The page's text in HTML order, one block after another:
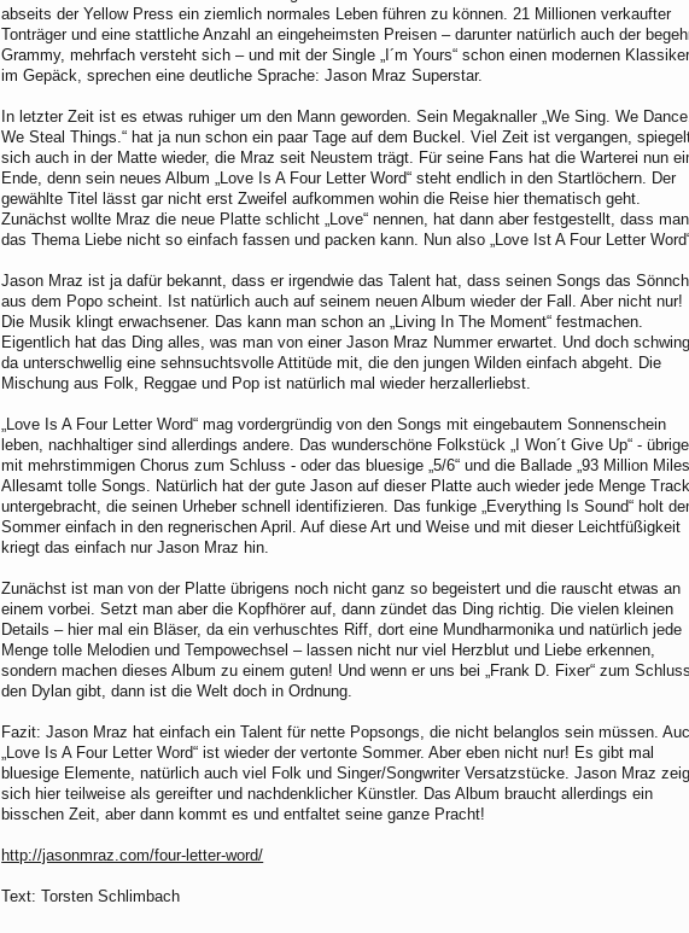
abseits der Yellow Press ein ziemlich normales Leben führen zu können. 21 Millionen verkaufter
Tonträger und eine stattliche Anzahl an eingeheimsten Preisen – darunter natürlich auch der
Grammy, mehrfach versteht sich – und mit der Single „I´m Yours“ schon einen modernen
im Gepäck, sprechen eine deutliche Sprache: Jason Mraz Superstar.
In letzter Zeit ist es etwas ruhiger um den Mann geworden. Sein Megaknaller „We Sing. We
We Steal Things.“ hat ja nun schon ein paar Tage auf dem Buckel. Viel Zeit ist vergangen,
sich auch in der Matte wieder, die Mraz seit Neustem trägt. Für seine Fans hat die Warterei nun
Ende, denn sein neues Album „Love Is A Four Letter Word“ steht endlich in den Startlöchern. Der
gewählte Titel lässt gar nicht erst Zweifel aufkommen wohin die Reise hier thematisch geht.
Zunächst wollte Mraz die neue Platte schlicht „Love“ nennen, hat dann aber festgestellt, dass man
das Thema Liebe nicht so einfach fassen und packen kann. Nun also „Love Ist A Four Letter
Jason Mraz ist ja dafür bekannt, dass er irgendwie das Talent hat, dass seinen Songs das
aus dem Popo scheint. Ist natürlich auch auf seinem neuen Album wieder der Fall. Aber nicht nur!
Die Musik klingt erwachsener. Das kann man schon an „Living In The Moment“ festmachen.
Eigentlich hat das Ding alles, was man von einer Jason Mraz Nummer erwartet. Und doch
da unterschwellig eine sehnsuchtsvolle Attitüde mit, die den jungen Wilden einfach abgeht. Die
Mischung aus Folk, Reggae und Pop ist natürlich mal wieder herzallerliebst.
„Love Is A Four Letter Word“ mag vordergründig von den Songs mit eingebautem Sonnenschein
leben, nachhaltiger sind allerdings andere. Das wunderschöne Folkstück „I Won´t Give Up“ -
mit mehrstimmigen Chorus zum Schluss - oder das bluesige „5/6“ und die Ballade „93 Million
Allesamt tolle Songs. Natürlich hat der gute Jason auf dieser Platte auch wieder jede Menge
untergebracht, die seinen Urheber schnell identifizieren. Das funkige „Everything Is Sound“ holt
Sommer einfach in den regnerischen April. Auf diese Art und Weise und mit dieser Leichtfüßigkeit
kriegt das einfach nur Jason Mraz hin.
Zunächst ist man von der Platte übrigens noch nicht ganz so begeistert und die rauscht etwas an
einem vorbei. Setzt man aber die Kopfhörer auf, dann zündet das Ding richtig. Die vielen kleinen
Details – hier mal ein Bläser, da ein verhuschtes Riff, dort eine Mundharmonika und natürlich jede
Menge tolle Melodien und Tempowechsel – lassen nicht nur viel Herzblut und Liebe erkennen,
sondern machen dieses Album zu einem guten! Und wenn er uns bei „Frank D. Fixer“ zum Schluss
den Dylan gibt, dann ist die Welt doch in Ordnung.
Fazit: Jason Mraz hat einfach ein Talent für nette Popsongs, die nicht belanglos sein müssen.
„Love Is A Four Letter Word“ ist wieder der vertonte Sommer. Aber eben nicht nur! Es gibt mal
bluesige Elemente, natürlich auch viel Folk und Singer/Songwriter Versatzstücke. Jason Mraz
sich hier teilweise als gereifter und nachdenklicher Künstler. Das Album braucht allerdings ein
bisschen Zeit, aber dann kommt es und entfaltet seine ganze Pracht!
http://jasonmraz.com/four-letter-word/
Text: Torsten Schlimbach